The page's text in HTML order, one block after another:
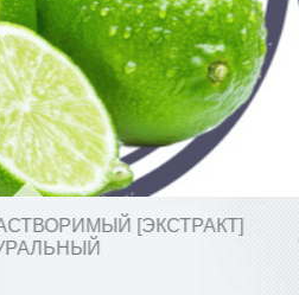
[ЭКСТРАКТ]